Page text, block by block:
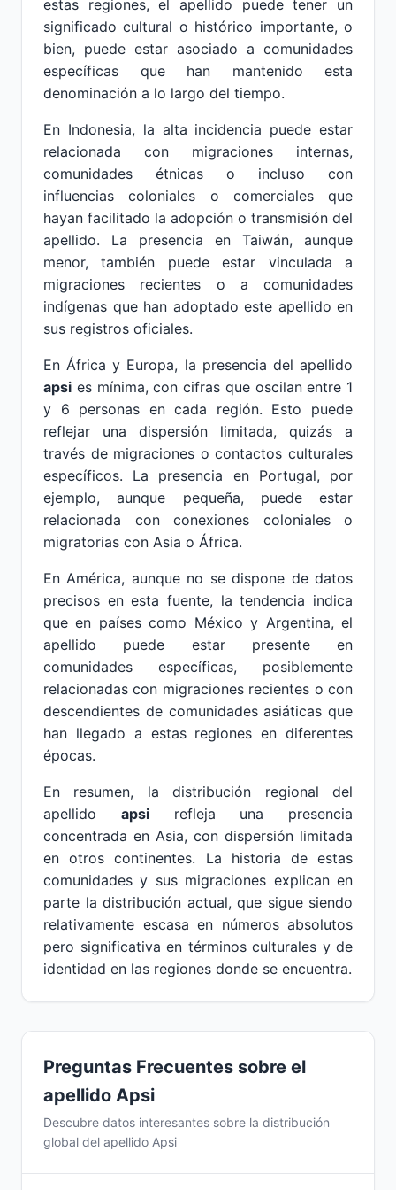
estas regiones, el apellido puede tener un
significado cultural o histórico importante, o
bien, puede estar asociado a comunidades
específicas que han mantenido esta
denominación a lo largo del tiempo.
En Indonesia, la alta incidencia puede estar
relacionada con migraciones internas,
comunidades étnicas o incluso con
influencias coloniales o comerciales que
hayan facilitado la adopción o transmisión del
apellido. La presencia en Taiwán, aunque
menor, también puede estar vinculada a
migraciones recientes o a comunidades
indígenas que han adoptado este apellido en
sus registros oficiales.
En África y Europa, la presencia del apellido
apsi es mínima, con cifras que oscilan entre 1
y 6 personas en cada región. Esto puede
reflejar una dispersión limitada, quizás a
través de migraciones o contactos culturales
específicos. La presencia en Portugal, por
ejemplo, aunque pequeña, puede estar
relacionada con conexiones coloniales o
migratorias con Asia o África.
En América, aunque no se dispone de datos
precisos en esta fuente, la tendencia indica
que en países como México y Argentina, el
apellido puede estar presente en
comunidades específicas, posiblemente
relacionadas con migraciones recientes o con
descendientes de comunidades asiáticas que
han llegado a estas regiones en diferentes
épocas.
En resumen, la distribución regional del
apellido apsirefleja una presencia
concentrada en Asia, con dispersión limitada
en otros continentes. La historia de estas
comunidades y sus migraciones explican en
parte la distribución actual, que sigue siendo
relativamente escasa en números absolutos
pero significativa en términos culturales y de
identidad en las regiones donde se encuentra.
Preguntas Frecuentes sobre el
apellido Apsi
Descubre datos interesantes sobre la distribución
global del apellido Apsi